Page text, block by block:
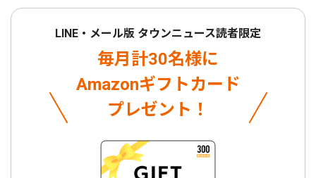
LINE・メール版 タウンニュース読者限定
毎月計30名様に
Amazonギフトカード
プレゼント！